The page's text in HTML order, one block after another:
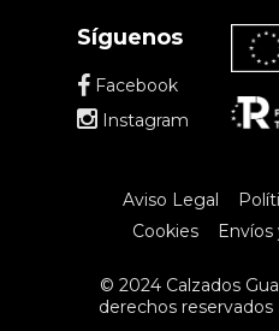
Síguenos
Facebook
Instagram
Aviso Legal
Cookies
© 2024 Calzados
derechos